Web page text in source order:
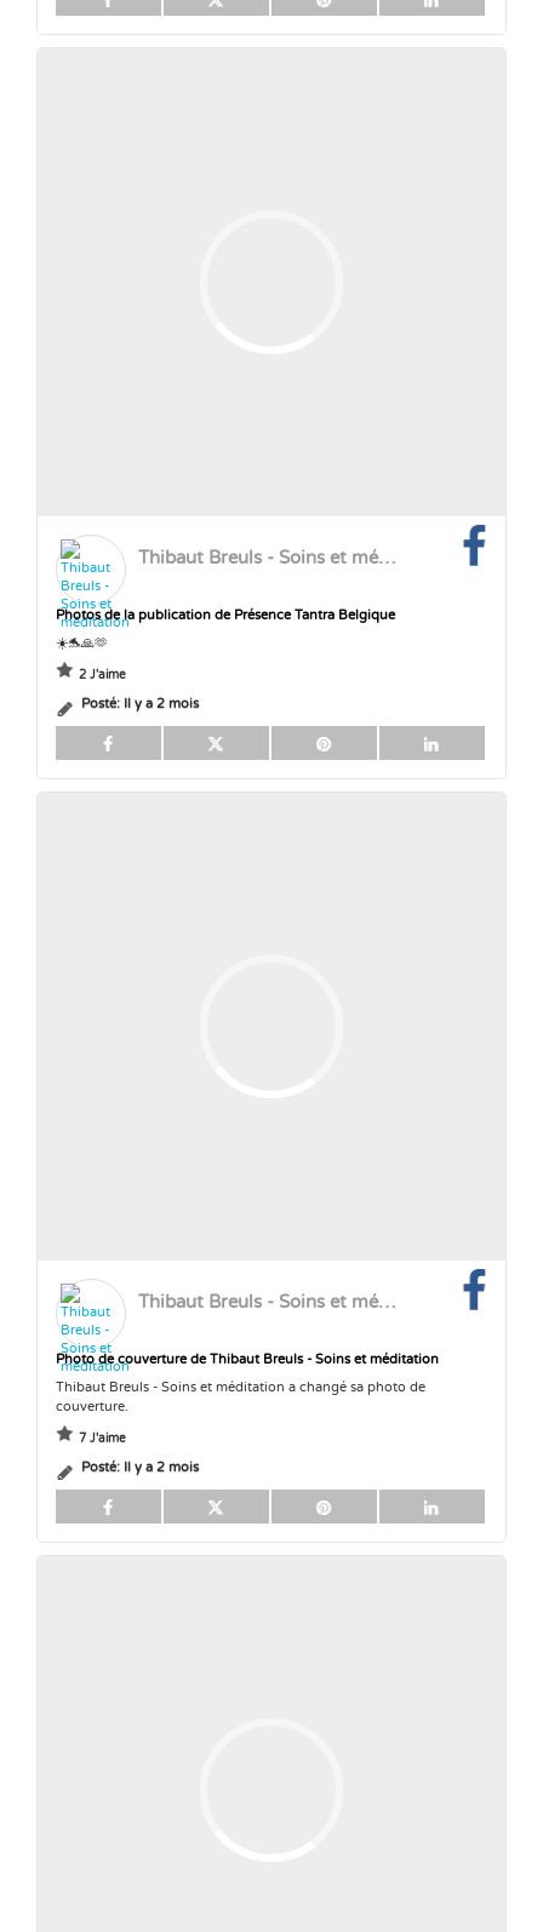
Thibaut Breuls - Soins et méditation
Photos de la publication de Présence Tantra Belgique
☀️🐬🙏🫶
2 J'aime
Posté: Il y a 2 mois
Thibaut Breuls - Soins et méditation
Photo de couverture de Thibaut Breuls - Soins et méditation
Thibaut Breuls - Soins et méditation a changé sa photo de
couverture.
7 J'aime
Posté: Il y a 2 mois